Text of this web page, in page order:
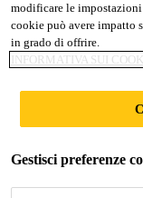
modificare le
cookie può avere impatto
in grado di offrire.
INFORMATIVA SUI
Gestisci preferenze